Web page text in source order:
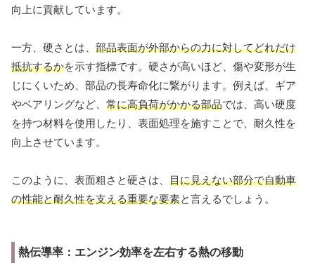
向上に貢献しています。
一方、硬さとは、 部品表面が外部からの力に対してどれだけ
抵抗するかを示す指標です。硬さが高いほど、傷や変形が生
じにくいため、部品の長寿命化に繋がります。例えば、ギア
やベアリングなど、 常に高負荷がかかる部品では、高い硬度
を持つ材料を使用したり、表面処理を施すことで、耐久性を
向上させています。
このように、表面粗さと硬さは、 目に見えない部分で自動車
の性能と耐久性を支える重要な要素と言えるでしょう。
熱伝導率：エンジン効率を左右する熱の移動